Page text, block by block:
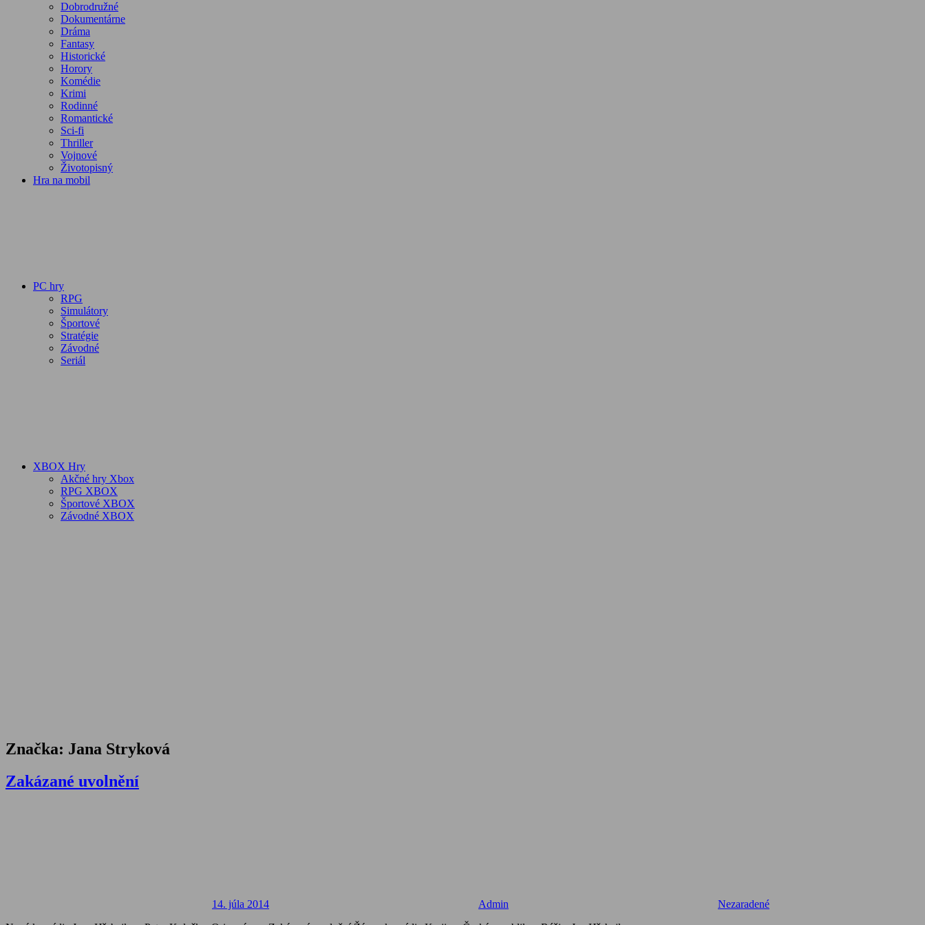
Dobrodružné
Dokumentárne
Dráma
Fantasy
Historické
Horory
Komédie
Krimi
Rodinné
Romantické
Sci-fi
Thriller
Vojnové
Životopisný
Hra na mobil
PC hry
RPG
Simulátory
Športové
Stratégie
Závodné
Seriál
XBOX Hry
Akčné hry Xbox
RPG XBOX
Športové XBOX
Závodné XBOX
Značka: Jana Stryková
Zakázané uvolnění
14. júla 2014 Admin
Nezaradené